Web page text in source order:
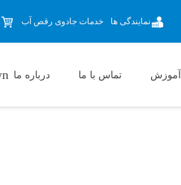
نمایندگی ها خدمات جادوی رقص آب
آموزش تماس با ما درباره ما